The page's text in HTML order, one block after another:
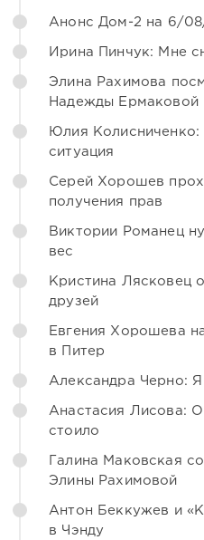
Анонс Дом-2 на 6/
Ирина Пинчук: Мне
Элина Рахимова
Надежды Ермаковой
Юлия Колисниченко:
ситуация
Серей Хорошев
получения прав
Виктории Романец
вес
Кристина Лясковец
друзей
Евгения Хорошева
в Питер
Александра Черно:
Анастасия Лисова:
стоило
Галина Маковская
Элины Рахимовой
Антон Беккужев и
в Чэнду